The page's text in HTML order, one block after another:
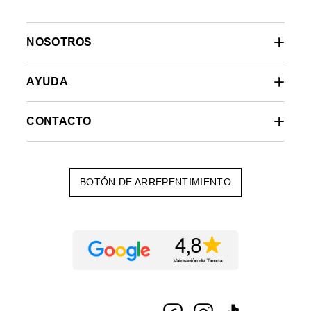
NOSOTROS
AYUDA
CONTACTO
BOTÓN DE ARREPENTIMIENTO